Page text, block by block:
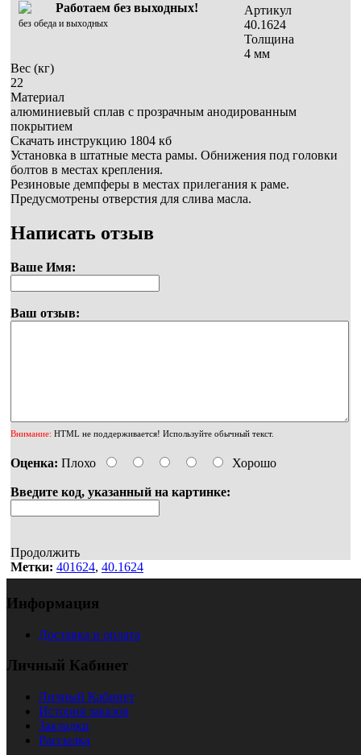
Работаем без выходных!
без обеда и выходных
Артикул
40.1624
Толщина
4 мм
Вес (кг)
22
Материал
алюминиевый сплав с прозрачным анодированным
покрытием
Скачать инструкцию 1804 кб
Установка в штатные места рамы. Обнижения под головки
болтов в местах крепления.
Резиновые демпферы в местах прилегания к раме.
Предусмотрены отверстия для слива масла.
Написать отзыв
Ваше Имя:
Ваш отзыв:
Внимание: HTML не поддерживается! Используйте обычный текст.
Оценка: Плохо Хорошо
Введите код, указанный на картинке:
Продолжить
Метки: 401624, 40.1624
Информация
Доставка и оплата
Личный Кабинет
Личный Кабинет
История заказов
Закладки
Рассылка